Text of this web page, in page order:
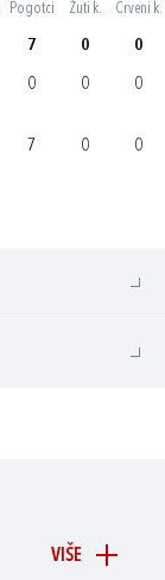
Pogotci Žuti k. Crveni k.
7 0 0
0 0 0
7 0 0
VIŠE